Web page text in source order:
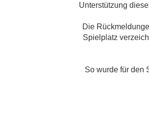
Unterstützung
Die
Spielplatz
So wurde für den